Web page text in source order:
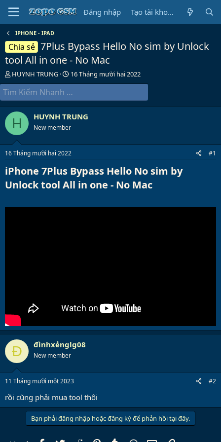
Đăng nhập Tạo tài khoản
IPHONE - IPAD
Chia sẻ 7Plus Bypass Hello No sim by Unlock
tool All in one - No Mac
B
ắ
t
đ
ầ
u
HUYNH TRUNG
N
g
y
b
ắ
t
ầ
u
16 Tháng mười hai 2022
H HUYNH TRUNG
New member
16 Tháng mười hai 2022 #1
iPhone 7Plus Bypass Hello No sim by
Unlock tool All in one - No Mac​
Đ đìnhxẻnglg08
New member
11 Tháng mười một 2023 #2
rồi cũng phải mua tool thôi
Bạn phải đăng nhập hoặc đăng ký để phản hồi tại đây.